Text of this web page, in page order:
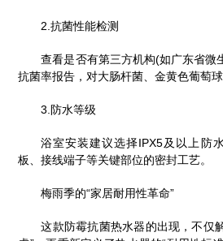
2.抗菌性能检测
查看是否有第三方机构(如广东省微
抗菌率报告，对大肠杆菌、金黄色葡萄
3.防水等级
浴室安装建议选择IPX5及以上防
板、接线端子等关键部位的密封工艺。
梅雨季的“家居耐用性革命”
这款防霉抗菌热水器的出现，不仅